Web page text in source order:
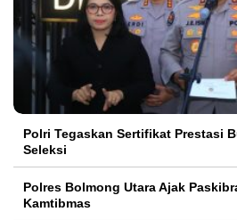
Polri Tegaskan Sertifikat Prestasi
Seleksi
Polres Bolmong Utara Ajak
Kamtibmas